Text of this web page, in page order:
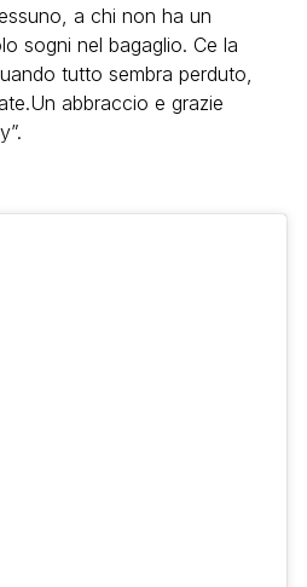
a chi non ha un
sogni nel bagaglio. Ce la
tutto sembra perduto,
abbraccio e grazie